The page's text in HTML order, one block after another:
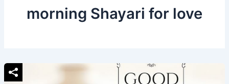
morning Shayari for love